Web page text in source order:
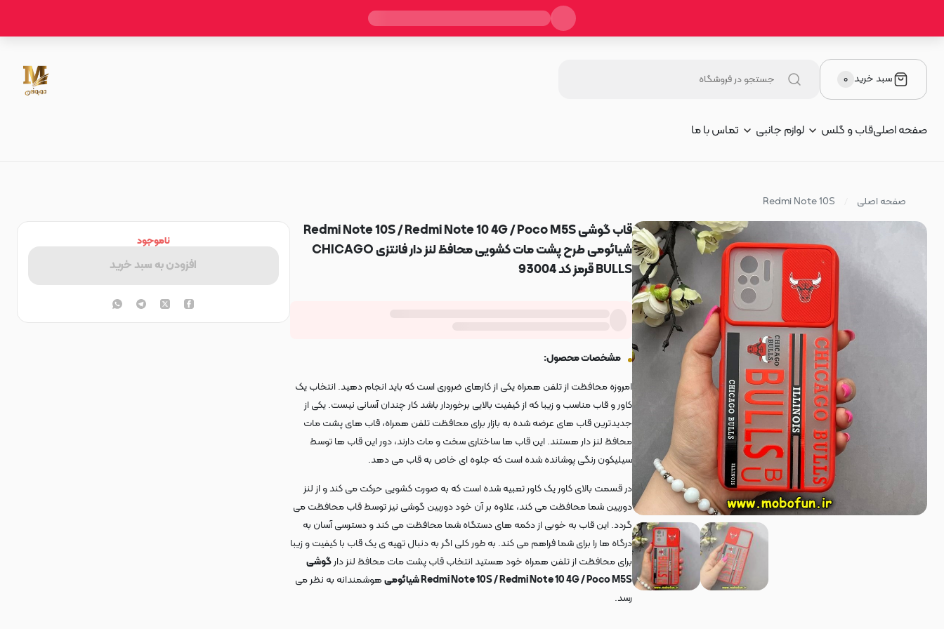
سبد خرید ۰
صفحه اصلیقاب و گلس لوازم جانبی تماس با ما
صفحه اصلی Redmi Note 10S
قاب گوشی Redmi Note 10S / Redmi Note 10 4G / Poco M5S
شیائومی طرح پشت مات کشویی محافظ لنز دار فانتزی CHICAGO
BULLS قرمز کد 93004
مشخصات محصول:
امروزه محافظت از تلفن همراه یکی از کارهای ضروری است که باید انجام دهید. انتخاب یک
کاور و قاب مناسب و زیبا که از کیفیت بالایی برخوردار باشد کار چندان آسانی نیست. یکی از
جدیدترین قاب های عرضه شده به بازار برای محافظت تلفن همراه، قاب های پشت مات
محافظ لنز دار هستند. این قاب ها ساختاری سخت و مات دارند، دور این قاب ها توسط
سیلیکون رنگی پوشانده شده است که جلوه ای خاص به قاب می دهد.
در قسمت بالای کاور یک کاور تعبیه شده است که به صورت کشویی حرکت می کند و از لنز
دوربین شما محافظت می کند، علاوه بر آن خود دوربین گوشی نیز توسط قاب محافظت می
گردد. این قاب به خوبی از دکمه های دستگاه شما محافظت می کند و دسترسی آسان به
درگاه ها را برای شما فراهم می کند. به طور کلی اگر به دنبال تهیه ی یک قاب با کیفیت و زیبا
برای محافظت از تلفن همراه خود هستید انتخاب قاب پشت مات محافظ لنز دارگوشی
Redmi Note 10S / Redmi Note 10 4G / Poco M5S شیائومی
هوشمندانه به نظر می
رسد.
ناموجود
افزودن به سبد خرید